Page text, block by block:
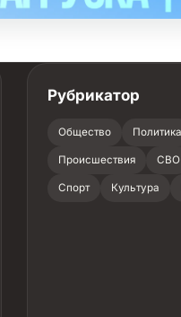
Рубрикатор
Общество Политика
Происшествия СВО
Спорт Культура